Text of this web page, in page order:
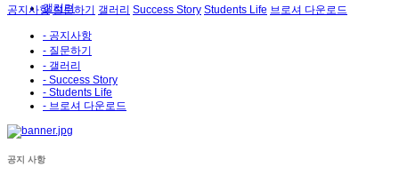
갤러리
공지사항 질문하기 갤러리 Success Story Students Life 브로셔 다운로드
- 공지사항
- 질문하기
- 갤러리
- Success Story
- Students Life
- 브로셔 다운로드
공지 사항